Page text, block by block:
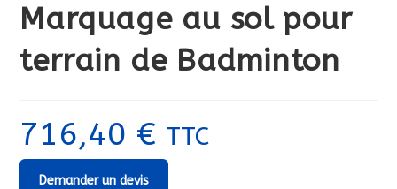
Marquage au sol pour
terrain de Badminton
716,40 € TTC
Demander un devis